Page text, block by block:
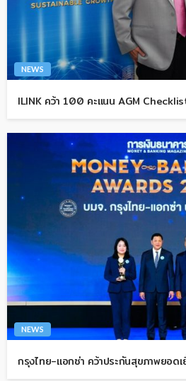
NEWS
ILINK คว้า 100 คะแนน AGM
NEWS
กรุงไทย-แอกซ่า คว้าประกันสุขภาพยอด